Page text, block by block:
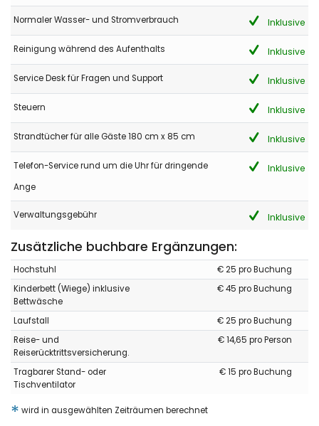
Normaler Wasser- und Stromverbrauch Inklusive
Reinigung während des Aufenthalts Inklusive
Service Desk für Fragen und Support Inklusive
Steuern Inklusive
Strandtücher für alle Gäste 180 cm x 85 cm Inklusive
Telefon-Service rund um die Uhr für dringende
Ange
Inklusive
Verwaltungsgebühr Inklusive
Zusätzliche buchbare Ergänzungen:
Hochstuhl
€ 25 pro Buchung
Kinderbett (Wiege) inklusive
Bettwäsche
€ 45 pro Buchung
Laufstall
€ 25 pro Buchung
Reise- und
Reiserücktrittsversicherung.
€ 14,65 pro Person
Tragbarer Stand- oder
Tischventilator
€ 15 pro Buchung
* wird in ausgewählten Zeiträumen berechnet